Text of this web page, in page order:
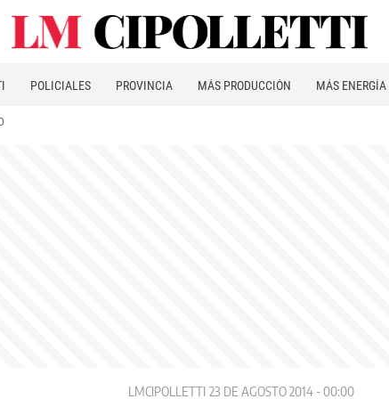
POLICIALES PROVINCIA MÁS PRODUCCIÓN MÁS ENERGÍA
LMCIPOLLETTI 23 DE AGOSTO 2014 - 00:00